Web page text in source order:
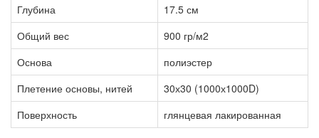
Глубина
17.5 см
Общий вес
900 гр/м2
Основа
полиэстер
Плетение основы, нитей
30х30 (1000х1000D)
Поверхность
глянцевая лакированная